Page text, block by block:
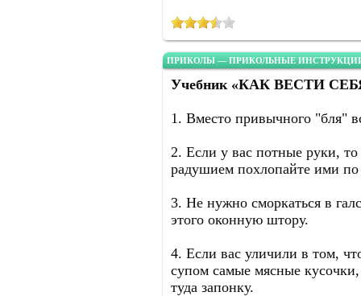
ПРИКОЛЫ — ПРИКОЛЬНЫЕ
Учебник «КАК ВЕСТИ
1. Вместо привычного "бля"
2. Если у вас потные руки,
радушием похлопайте ими по
3. Не нужно сморкаться в
этого оконную штору.
4. Если вас уличили в том,
супом самые мясные
туда запонку.